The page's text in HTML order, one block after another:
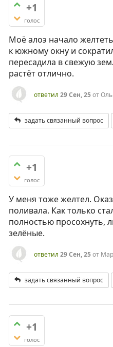
+1
голос
Моё алоэ начало
к южному окну и
пересадила в свежую
растёт отлично.
ответил 29 Сен, 25от
задать связанный вопрос
+1
голос
У меня тоже желтел.
поливала. Как только
полностью просохнуть,
зелёные.
ответил 29 Сен, 25от
задать связанный вопрос
+1
голос